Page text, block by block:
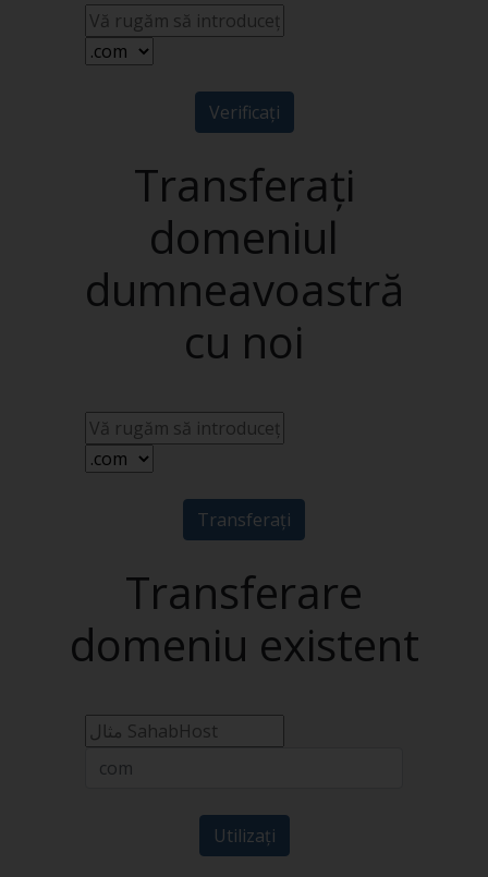
Verificați
Transferați
domeniul
dumneavoastră
cu noi
Transferați
Transferare
domeniu existent
Utilizați